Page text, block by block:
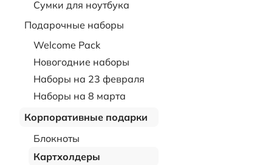
Сумки для ноутбука
Подарочные наборы
Welcome Pack
Новогодние наборы
Наборы на 23 февраля
Наборы на 8 марта
Корпоративные подарки
Блокноты
Картхолдеры